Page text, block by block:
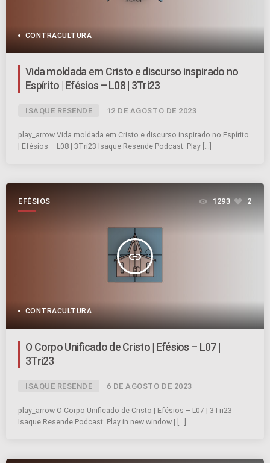
CONTRACULTURA
Vida moldada em Cristo e discurso inspirado no
Espírito | Efésios – L08 | 3Tri23
ISAQUE RESENDE 12 DE AGOSTO DE 2023
play_arrow Vida moldada em Cristo e discurso inspirado no Espírito
| Efésios – L08 | 3Tri23 Isaque Resende Podcast: Play […]
EFÉSIOS
insert_link
1293 2
CONTRACULTURA
O Corpo Unificado de Cristo | Efésios – L07 |
3Tri23
ISAQUE RESENDE 6 DE AGOSTO DE 2023
play_arrow O Corpo Unificado de Cristo | Efésios – L07 | 3Tri23
Isaque Resende Podcast: Play in new window | […]